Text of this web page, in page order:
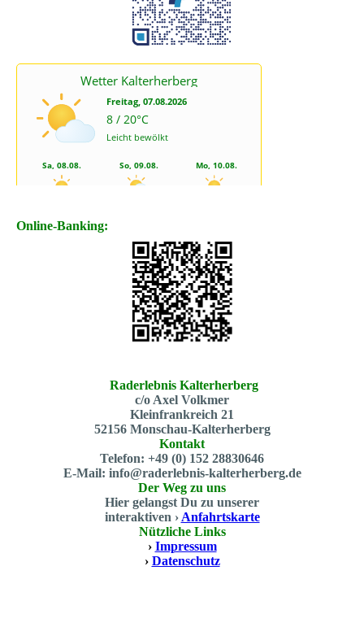
Online-Banking:
Raderlebnis Kalterherberg
c/o Axel Volkmer
Kleinfrankreich 21
52156 Monschau-Kalterherberg
Kontakt
Telefon: +49 (0) 152 28830646
E-Mail: info@raderlebnis-kalterherberg.de
Der Weg zu uns
Hier gelangst Du zu unserer
interaktiven › Anfahrtskarte
Nützliche Links
› Impressum
› Datenschutz